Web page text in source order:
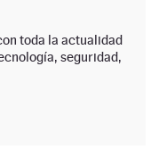
toda la actualidad
seguridad,